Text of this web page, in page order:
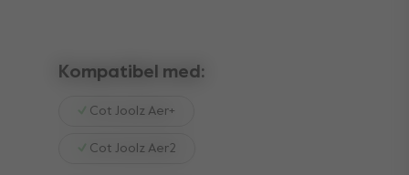
Kompatibel med:
Cot Joolz Aer+
Cot Joolz Aer2